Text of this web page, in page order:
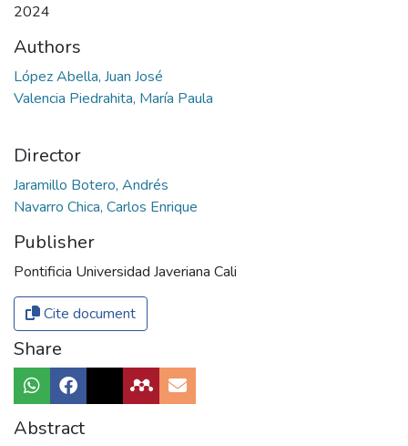
2024
Authors
López Abella, Juan José
Valencia Piedrahita, María Paula
Director
Jaramillo Botero, Andrés
Navarro Chica, Carlos Enrique
Publisher
Pontificia Universidad Javeriana Cali
Cite document
Share
Abstract